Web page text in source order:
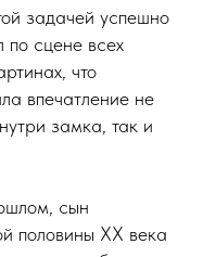
задачей успешно
по сцене всех
что
впечатление не
замка, так и
сын
половины ХХ века